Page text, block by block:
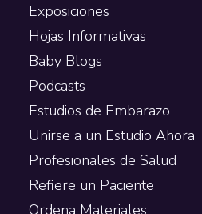
Exposiciones
Hojas Informativas
Baby Blogs
Podcasts
Estudios de Embarazo
Unirse a un Estudio Ahora
Profesionales de Salud
Refiere un Paciente
Ordena Materiales